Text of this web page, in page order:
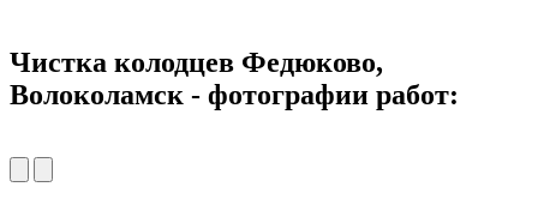
Чистка колодцев Федюково,
Волоколамск - фотографии работ: